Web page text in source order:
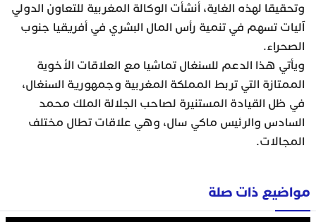
وتحقيقا لهذه الغاية، أنشأت الوكالة المغربية للتعاون الدولي
آليات تسهم في تنمية رأس المال البشري في أفريقيا جنوب
الصحراء.
ويأتي هذا الدعم للسنغال تماشيا مع العلاقات الأخوية
الممتازة التي تربط المملكة المغربية وجمهورية السنغال،
في ظل القيادة المستنيرة لصاحب الجلالة الملك محمد
السادس والرئيس ماكي سال، وهي علاقات تطال مختلف
المجالات.
مواضيع ذات صلة